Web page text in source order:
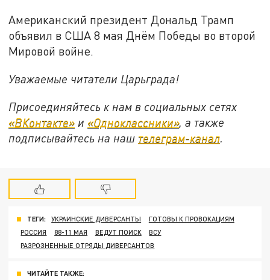
Американский президент Дональд Трамп
объявил в США 8 мая Днём Победы во второй
Мировой войне.
Уважаемые читатели Царьграда!
Присоединяйтесь к нам в социальных сетях
«ВКонтакте» и «Одноклассники», а также
подписывайтесь на наш телеграм-канал.
ТЕГИ: УКРАИНСКИЕ ДИВЕРСАНТЫ
ГОТОВЫ К ПРОВОКАЦИЯМ
РОССИЯ
88-11 МАЯ ВЕДУТ ПОИСК
ВСУ
РАЗРОЗНЕННЫЕ ОТРЯДЫ ДИВЕРСАНТОВ
ЧИТАЙТЕ ТАКЖЕ: